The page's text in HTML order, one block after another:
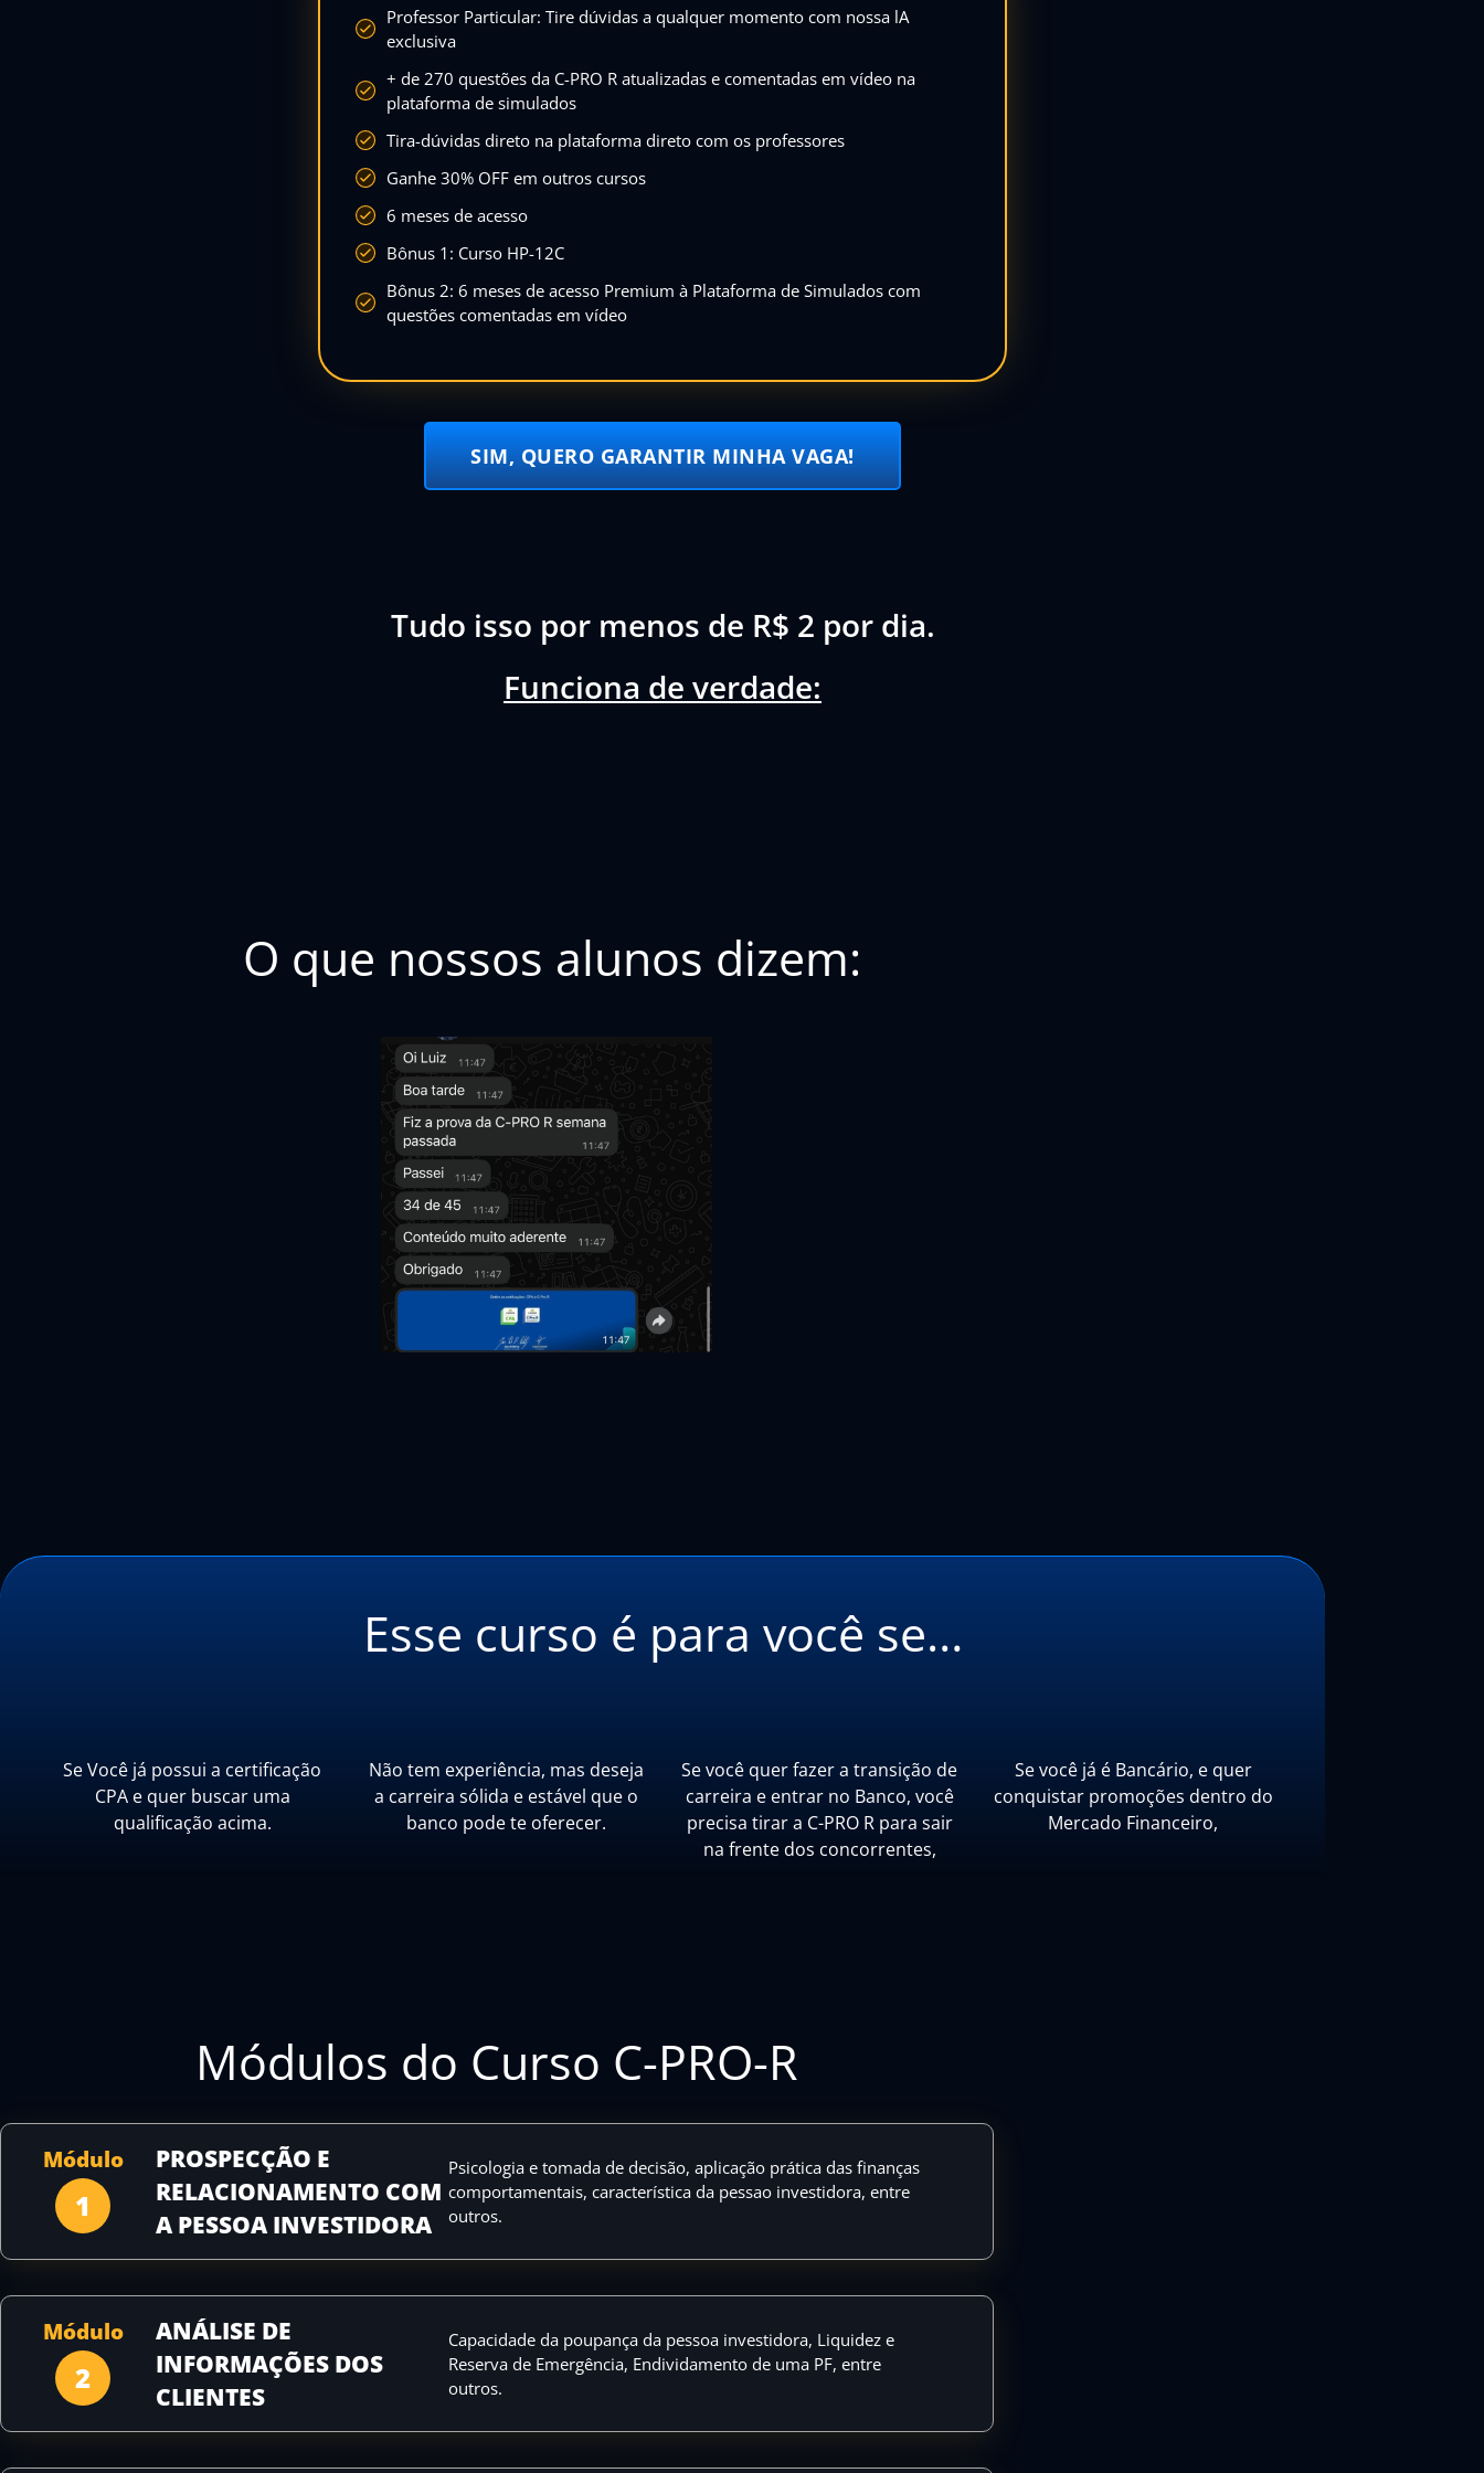
Professor Particular: Tire dúvidas a qualquer momento com nossa lA
exclusiva
+ de 270 questões da C-PRO R atualizadas e comentadas em vídeo na
plataforma de simulados
Tira-dúvidas direto na plataforma direto com os professores
Ganhe 30% OFF em outros cursos
6 meses de acesso
Bônus 1: Curso HP-12C
Bônus 2: 6 meses de acesso Premium à Plataforma de Simulados com
questões comentadas em vídeo
SIM, QUERO GARANTIR MINHA VAGA!
Tudo isso por menos de R$ 2 por dia.
Funciona de verdade:
O que nossos alunos dizem:
Esse curso é para você se…
Se Você já possui a certificação
CPA e quer buscar uma
qualificação acima.
Não tem experiência, mas deseja
a carreira sólida e estável que o
banco pode te oferecer.
Se você quer fazer a transição de
carreira e entrar no Banco, você
precisa tirar a C-PRO R para sair
na frente dos concorrentes,
Se você já é Bancário, e quer
conquistar promoções dentro do
Mercado Financeiro,
Módulos do Curso C-PRO-R
Módulo
1
PROSPECÇÃO E
RELACIONAMENTO COM
A PESSOA INVESTIDORA
Psicologia e tomada de decisão, aplicação prática das finanças
comportamentais, característica da pessao investidora, entre
outros.
Módulo
2
ANÁLISE DE
INFORMAÇÕES DOS
CLIENTES
Capacidade da poupança da pessoa investidora, Liquidez e
Reserva de Emergência, Endividamento de uma PF, entre
outros.